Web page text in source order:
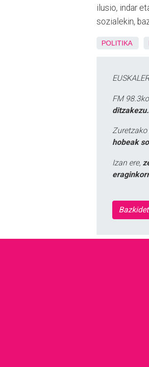
ilusio, indar
sozialekin,
POLITIKA
FM
ditzakezu.
hobeak
Izan ere,